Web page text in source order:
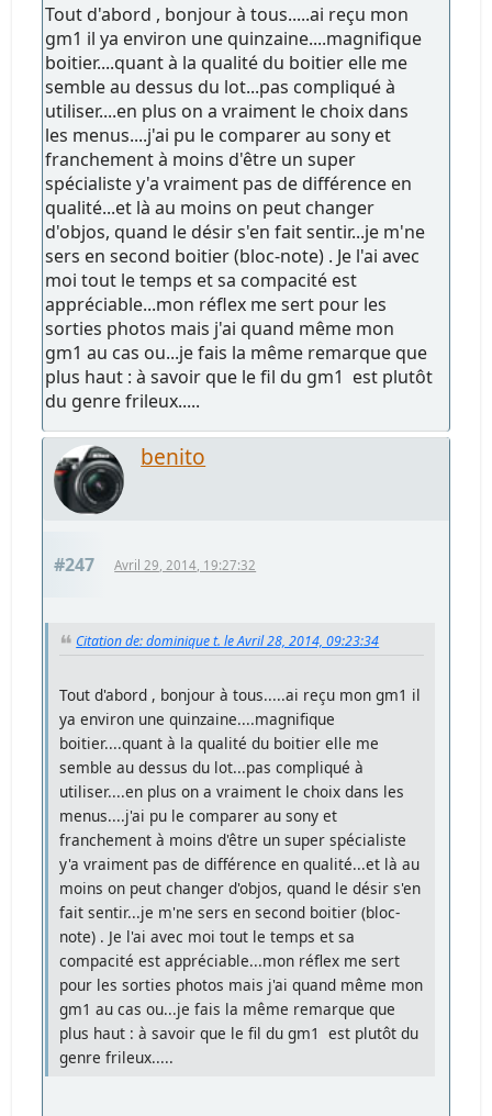
Tout d'abord , bonjour à tous.....ai reçu mon
gm1 il ya environ une quinzaine....magnifique
boitier....quant à la qualité du boitier elle me
semble au dessus du lot...pas compliqué à
utiliser....en plus on a vraiment le choix dans
les menus....j'ai pu le comparer au sony et
franchement à moins d'être un super
spécialiste y'a vraiment pas de différence en
qualité...et là au moins on peut changer
d'objos, quand le désir s'en fait sentir...je m'ne
sers en second boitier (bloc-note) . Je l'ai avec
moi tout le temps et sa compacité est
appréciable...mon réflex me sert pour les
sorties photos mais j'ai quand même mon
gm1 au cas ou...je fais la même remarque que
plus haut : à savoir que le fil du gm1 est plutôt
du genre frileux.....
benito
#247 Avril 29, 2014, 19:27:32
Citation de: dominique t. le Avril 28, 2014, 09:23:34
Tout d'abord , bonjour à tous.....ai reçu mon gm1 il
ya environ une quinzaine....magnifique
boitier....quant à la qualité du boitier elle me
semble au dessus du lot...pas compliqué à
utiliser....en plus on a vraiment le choix dans les
menus....j'ai pu le comparer au sony et
franchement à moins d'être un super spécialiste
y'a vraiment pas de différence en qualité...et là au
moins on peut changer d'objos, quand le désir s'en
fait sentir...je m'ne sers en second boitier (bloc-
note) . Je l'ai avec moi tout le temps et sa
compacité est appréciable...mon réflex me sert
pour les sorties photos mais j'ai quand même mon
gm1 au cas ou...je fais la même remarque que
plus haut : à savoir que le fil du gm1 est plutôt du
genre frileux.....